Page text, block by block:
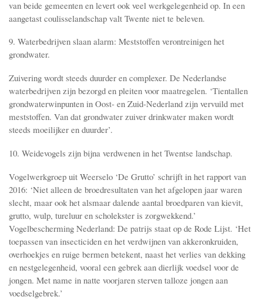
van beide gemeenten en levert ook veel werkgelegenheid op. In een
aangetast coulisselandschap valt Twente niet te beleven.
9. Waterbedrijven slaan alarm: Meststoffen verontreinigen het
grondwater.
Zuivering wordt steeds duurder en complexer. De Nederlandse
waterbedrijven zijn bezorgd en pleiten voor maatregelen. ‘Tientallen
grondwaterwinpunten in Oost- en Zuid-Nederland zijn vervuild met
meststoffen. Van dat grondwater zuiver drinkwater maken wordt
steeds moeilijker en duurder’.
10. Weidevogels zijn bijna verdwenen in het Twentse landschap.
Vogelwerkgroep uit Weerselo ‘De Grutto’ schrijft in het rapport van
2016: ‘Niet alleen de broedresultaten van het afgelopen jaar waren
slecht, maar ook het alsmaar dalende aantal broedparen van kievit,
grutto, wulp, tureluur en scholekster is zorgwekkend.’
Vogelbescherming Nederland: De patrijs staat op de Rode Lijst. ‘Het
toepassen van insecticiden en het verdwijnen van akkeronkruiden,
overhoekjes en ruige bermen betekent, naast het verlies van dekking
en nestgelegenheid, vooral een gebrek aan dierlijk voedsel voor de
jongen. Met name in natte voorjaren sterven talloze jongen aan
voedselgebrek.’